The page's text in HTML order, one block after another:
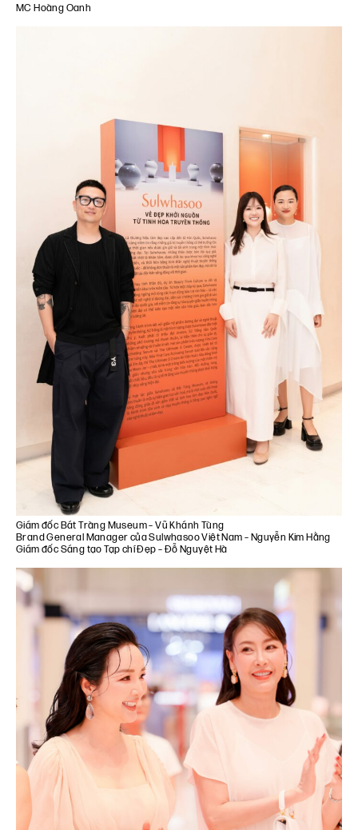
MC Hoàng Oanh
Giám đốc Bát Tràng Museum – Vũ Khánh Tùng
Brand General Manager của Sulwhasoo Việt Nam – Nguyễn Kim Hằng
Giám đốc Sáng tạo Tạp chí Đẹp – Đỗ Nguyệt Hà